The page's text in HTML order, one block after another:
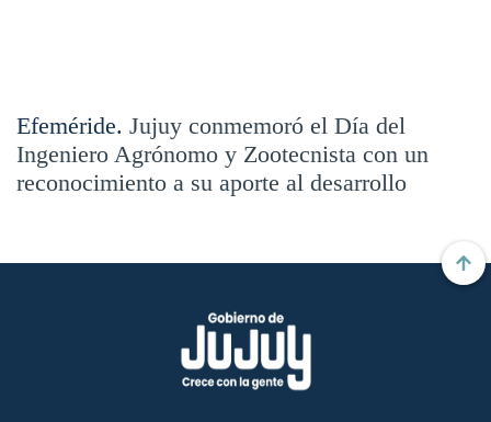
Efeméride. Jujuy conmemoró el Día del
Ingeniero Agrónomo y Zootecnista con un
reconocimiento a su aporte al desarrollo